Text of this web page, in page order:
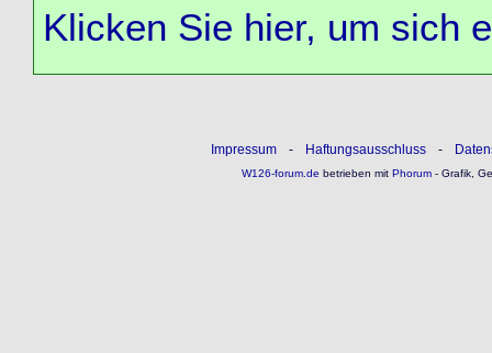
Klicken Sie hier, um sich
Impressum - Haftungsausschluss -
W126-forum.de betrieben mitPhorum- Grafik,